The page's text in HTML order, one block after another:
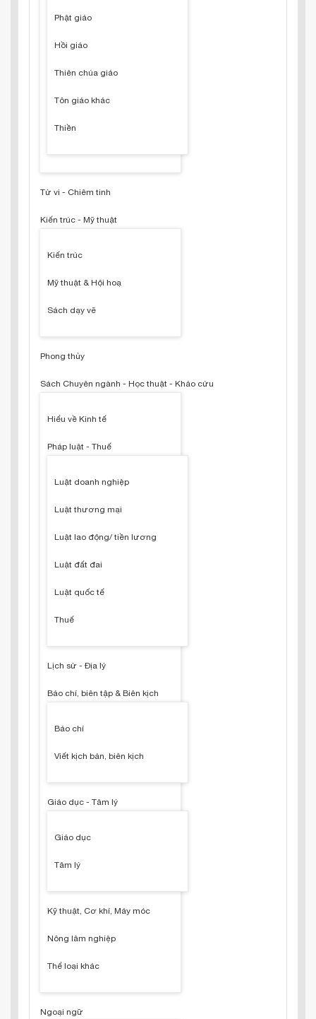
Phật giáo
Hồi giáo
Thiên chúa giáo
Tôn giáo khác
Thiền
Tử vi - Chiêm tinh
Kiến trúc - Mỹ thuật
Kiến trúc
Mỹ thuật & Hội hoạ
Sách dạy vẽ
Phong thủy
Sách Chuyên ngành - Học thuật - Khảo cứu
Hiểu về Kinh tế
Pháp luật - Thuế
Luật doanh nghiệp
Luật thương mại
Luật lao động/ tiền lương
Luật đất đai
Luật quốc tế
Thuế
Lịch sử - Địa lý
Báo chí, biên tập & Biên kịch
Báo chí
Viết kịch bản, biên kịch
Giáo dục - Tâm lý
Giáo dục
Tâm lý
Kỹ thuật, Cơ khí, Máy móc
Nông lâm nghiệp
Thể loại khác
Ngoại ngữ